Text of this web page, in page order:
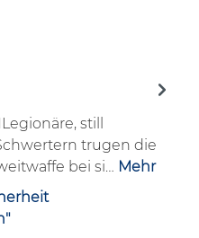
still
trugen die
bei si… Mehr